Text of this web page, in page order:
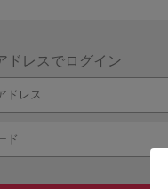
ドレスでログイン